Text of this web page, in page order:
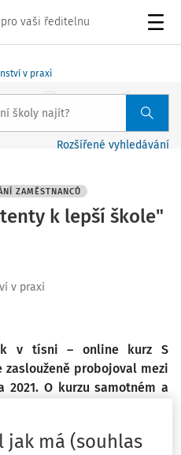
vaši ředitelnu
v praxi
Rozšířené vyhledávání
ZAMĚSTNANCŮ
k lepší škole"
v praxi
v tísni – online kurz S
probojoval mezi
2021. O kurzu samotném a
Petrů.
jak má (souhlas